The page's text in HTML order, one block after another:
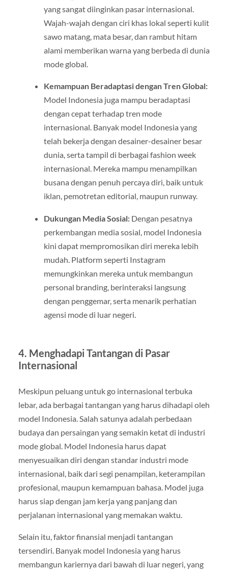
yang sangat diinginkan pasar internasional.
Wajah-wajah dengan ciri khas lokal seperti kulit
sawo matang, mata besar, dan rambut hitam
alami memberikan warna yang berbeda di dunia
mode global.
Kemampuan Beradaptasi dengan Tren Global:
Model Indonesia juga mampu beradaptasi
dengan cepat terhadap tren mode
internasional. Banyak model Indonesia yang
telah bekerja dengan desainer-desainer besar
dunia, serta tampil di berbagai fashion week
internasional. Mereka mampu menampilkan
busana dengan penuh percaya diri, baik untuk
iklan, pemotretan editorial, maupun runway.
Dukungan Media Sosial:Dengan pesatnya
perkembangan media sosial, model Indonesia
kini dapat mempromosikan diri mereka lebih
mudah. Platform seperti Instagram
memungkinkan mereka untuk membangun
personal branding, berinteraksi langsung
dengan penggemar, serta menarik perhatian
agensi mode di luar negeri.
4. Menghadapi Tantangan di Pasar
Internasional
Meskipun peluang untuk go internasional terbuka
lebar, ada berbagai tantangan yang harus dihadapi oleh
model Indonesia. Salah satunya adalah perbedaan
budaya dan persaingan yang semakin ketat di industri
mode global. Model Indonesia harus dapat
menyesuaikan diri dengan standar industri mode
internasional, baik dari segi penampilan, keterampilan
profesional, maupun kemampuan bahasa. Model juga
harus siap dengan jam kerja yang panjang dan
perjalanan internasional yang memakan waktu.
Selain itu, faktor finansial menjadi tantangan
tersendiri. Banyak model Indonesia yang harus
membangun kariernya dari bawah di luar negeri, yang